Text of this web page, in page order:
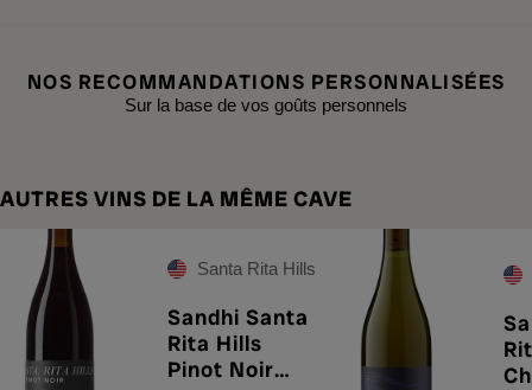
NOS RECOMMANDATIONS PERSONNALISÉES
Sur la base de vos goûts personnels
AUTRES VINS DE LA MÊME CAVE
Santa Rita Hills
Sandhi Santa
Rita Hills
Pinot Noir